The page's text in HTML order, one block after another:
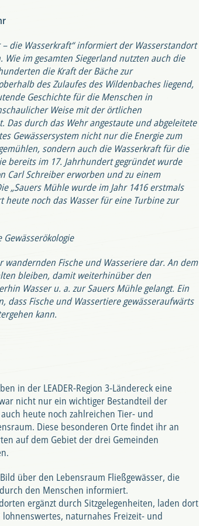
die Wasserkraft“ informiert der Wasserstandort
im gesamten Siegerland nutzten auch die
die Kraft der Bäche zur
des Zulaufes des Wildenbaches liegend,
Geschichte für die Menschen in
Weise mit der örtlichen
Das durch das Wehr angestaute und abgeleitete
Gewässersystem nicht nur die Energie zum
sondern auch die Wasserkraft für die
bereits im 17. Jahrhundert gegründet wurde
Carl Schreiber erworben und zu einem
„Sauers Mühle wurde im Jahr 1416 erstmals
heute noch das Wasser für eine Turbine zur
Fische und Wasseriere dar. An dem
bleiben, damit weiterhinüber den
Wasser u. a. zur Sauers Mühle gelangt. Ein
dass Fische und Wassertiere gewässeraufwärts
kann.
in der LEADER-Region 3-Ländereck eine
nicht nur ein wichtiger Bestandteil der
heute noch zahlreichen Tier- und
Diese besonderen Orte findet ihr an
auf dem Gebiet der drei Gemeinden
über den Lebensraum Fließgewässer, die
den Menschen informiert.
ergänzt durch Sitzgelegenheiten, laden dort
naturnahes Freizeit- und